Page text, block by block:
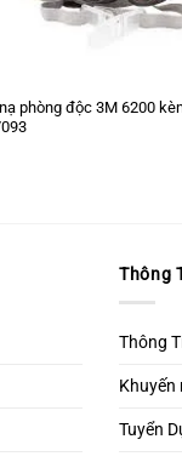
phòng độc 3M 6200
Thông
Thông
Khuyến
Tuyển